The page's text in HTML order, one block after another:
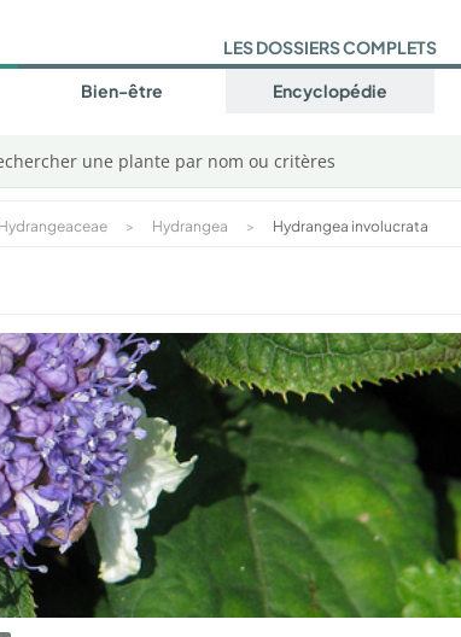
LES DOSSIERS COMPLETS
Bien-être Encyclopédie
une plante par nom ou critères
Hydrangeaceae > Hydrangea > Hydrangea involucrata